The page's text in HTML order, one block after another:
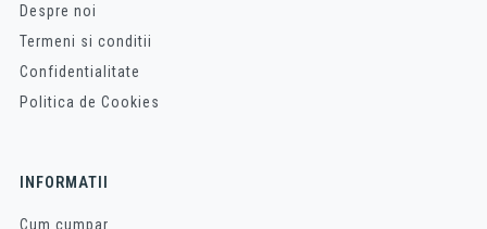
Despre noi
Termeni si conditii
Confidentialitate
Politica de Cookies
INFORMATII
Cum cumpar